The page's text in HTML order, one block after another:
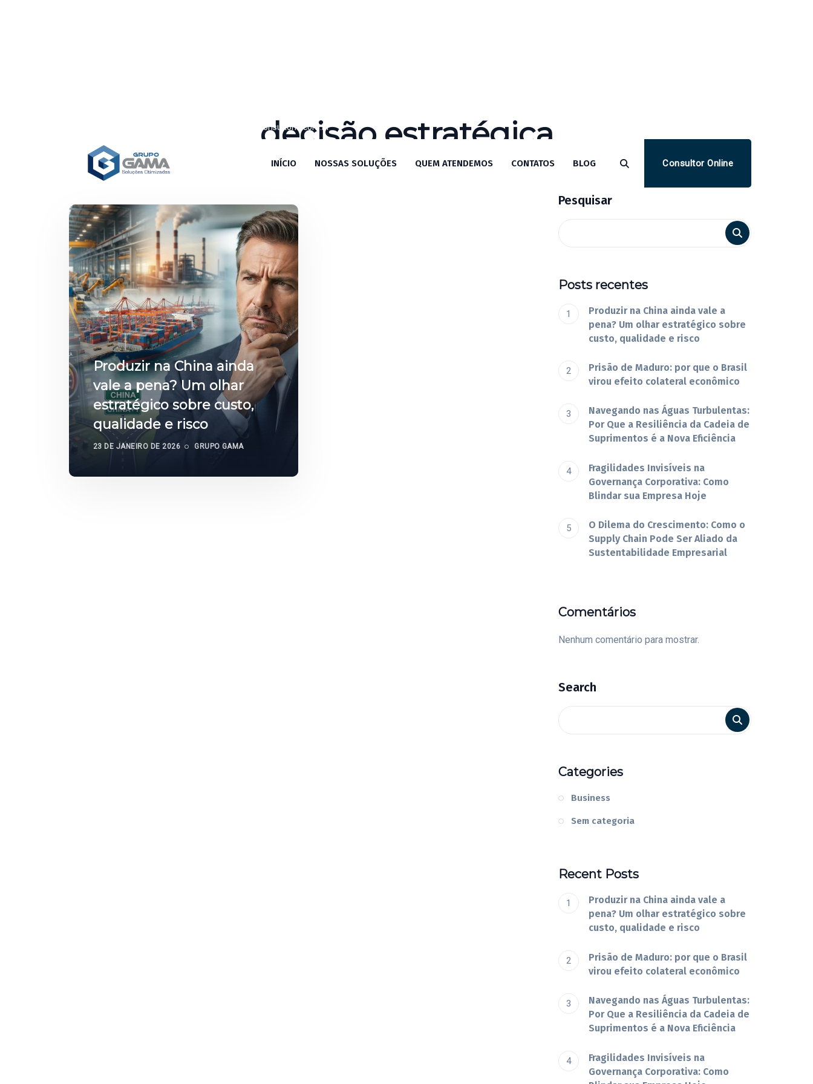
comercial@grupogamaconsultoria.com.br
Rua Barão do Triunfo, 550 Cj 72 Brooklin, São Paulo/SP
Consultor Online
INÍCIO NOSSAS SOLUÇÕES QUEM ATENDEMOS CONTATOS BLOG
decisão estratégica
Produzir na China ainda
vale a pena? Um olhar
estratégico sobre custo,
qualidade e risco
23 DE JANEIRO DE 2026 GRUPO GAMA
Pesquisar
Posts recentes
Produzir na China ainda vale a
pena? Um olhar estratégico sobre
custo, qualidade e risco
Prisão de Maduro: por que o Brasil
virou efeito colateral econômico
Navegando nas Águas Turbulentas:
Por Que a Resiliência da Cadeia de
Suprimentos é a Nova Eficiência
Fragilidades Invisíveis na
Governança Corporativa: Como
Blindar sua Empresa Hoje
O Dilema do Crescimento: Como o
Supply Chain Pode Ser Aliado da
Sustentabilidade Empresarial
Comentários
Nenhum comentário para mostrar.
Search
Categories
Business
Sem categoria
Recent Posts
Produzir na China ainda vale a
pena? Um olhar estratégico sobre
custo, qualidade e risco
Prisão de Maduro: por que o Brasil
virou efeito colateral econômico
Navegando nas Águas Turbulentas:
Por Que a Resiliência da Cadeia de
Suprimentos é a Nova Eficiência
Fragilidades Invisíveis na
Governança Corporativa: Como